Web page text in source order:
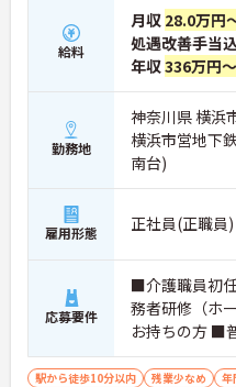
★おすすめPOINT★
【最新のICT設備による業務
減できます】
・睡眠見守りセンサーや音声
スタッフの業務負荷を減らし
・夜間の巡視負担や記録業務
を持ったケアの実践が期待で
【充実した社内研修や資格取
福祉士からのキャリアアップ
・喀痰吸引などの医療的ケア
受講できる専門の教育体制が整
【残業の少なさと柔軟な支援制
て長く働き続けられます】
ライフバランスを保ちながら
給料
月収 28.0万円
処遇改善手当込
年収336万円
勤務地
神奈川県 横浜
横浜市営地下
南台)
雇用形態 正社員(正職員)
応募要件
■介護職員初
務者研修（ホ
お持ちの方 ■
可）※業務で
駅から徒歩10分以内 残業少なめ 年